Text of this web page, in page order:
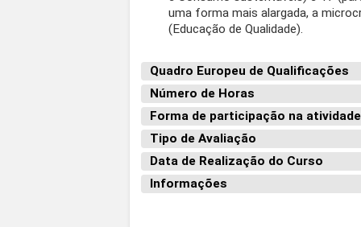
uma forma mais alargada, a
(Educação de Qualidade).
Quadro Europeu de Qualificações
Número de Horas
Forma de participação na
Tipo de Avaliação
Data de Realização do Curso
Informações